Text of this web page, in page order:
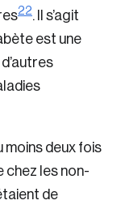
22. Il s’agit
est une
moins deux fois
chez les non-
de